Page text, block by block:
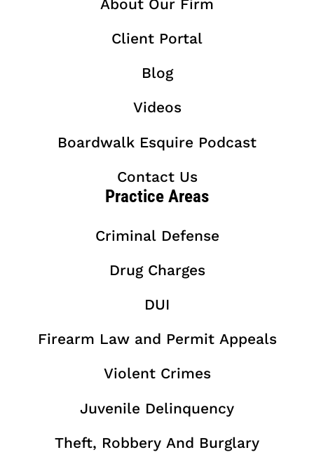
About Our Firm
Client Portal
Blog
Videos
Boardwalk Esquire Podcast
Contact Us
Practice Areas
Criminal Defense
Drug Charges
DUI
Firearm Law and Permit Appeals
Violent Crimes
Juvenile Delinquency
Theft, Robbery And Burglary